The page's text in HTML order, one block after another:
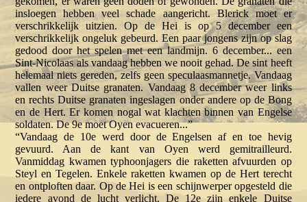
insloegen hebben veel schade aangericht. Blerick moet er
verschrikkelijk uitzien. Op de Hei is op 5 december een
verschrikkelijk ongeluk gebeurd. Een paar jongens zijn op slag
gedood door het spelen met een landmijn. 6 december... een
Sint-Nicolaas als vandaag hebben we nooit gehad. De sint heeft
helemaal niets gereden, zelfs geen speculaasmannetje. Vandaag
vallen weer Duitse granaten. Vandaag 8 december weer links
en rechts Duitse granaten ingeslagen onder andere op de Bong
en de Hert. Er komen nogal wat klachten binnen van Engelse
soldaten. De 9e moet Oyen evacueren...”
“Vandaag de 10e werd door de Engelsen af en toe hevig
gevuurd. Aan de kant van Oyen werd gemitrailleurd.
Vanmiddag kwamen typhoonjagers die raketten afvuurden op
Steyl en Tegelen. Enkele raketten kwamen op de Hert terecht
en ontploften daar. Op de Hei is een schijnwerper opgesteld die
iedere avond de lucht verlicht. De 12e zijn enkele Duitse